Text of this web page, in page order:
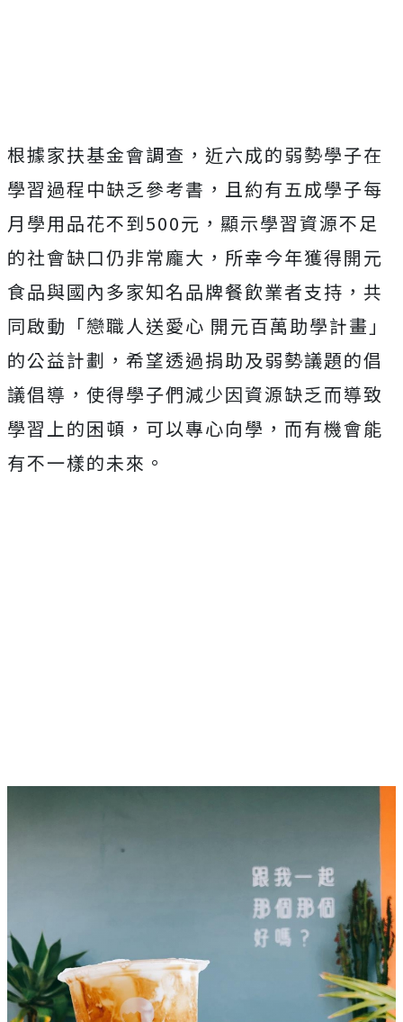
根據家扶基金會調查，近六成的弱勢學子在
學習過程中缺乏參考書，且約有五成學子每
月學用品花不到500元，顯示學習資源不足
的社會缺口仍非常龐大，所幸今年獲得開元
食品與國內多家知名品牌餐飲業者支持，共
同啟動「戀職人送愛心 開元百萬助學計畫」
的公益計劃，希望透過捐助及弱勢議題的倡
議倡導，使得學子們減少因資源缺乏而導致
學習上的困頓，可以專心向學，而有機會能
有不一樣的未來。